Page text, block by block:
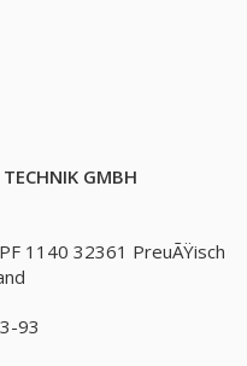
GMBH
1140 32361 PreuÃŸisch
93